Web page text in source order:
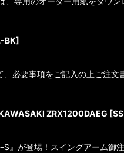
BK]
必要事項をご記入の上ご注
ZRX1200DAEG [
』が登場！スイングアーム